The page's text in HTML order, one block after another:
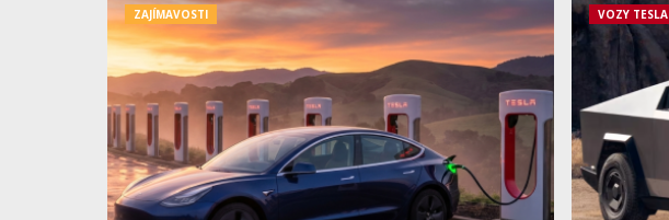
ZAJÍMAVOSTI VOZY TESLA